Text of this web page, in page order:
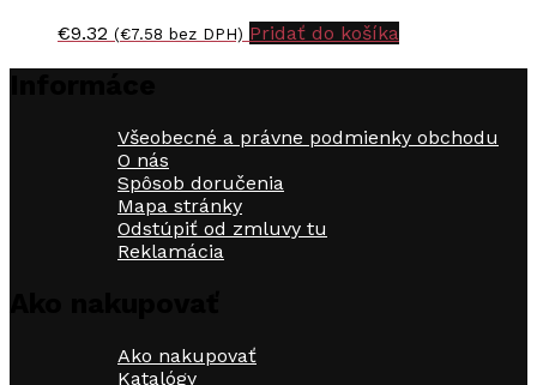
€9.32 (€7.58 bez DPH) Pridať do košíka
Všeobecné a právne podmienky obchodu
O nás
Spôsob doručenia
Mapa stránky
Odstúpiť od zmluvy tu
Reklamácia
Ako nakupovať
Katalógy